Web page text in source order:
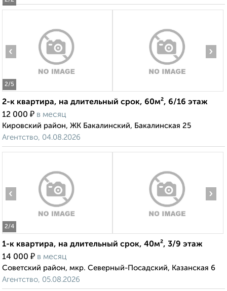
2/5
‹ ›
2-к квартира, на длительный срок, 60м², 6/16 этаж
12 000 ₽ в месяц
Кировский район, ЖК Бакалинский, Бакалинская 25
Агентство, 04.08.2026
2/4
‹ ›
1-к квартира, на длительный срок, 40м², 3/9 этаж
14 000 ₽ в месяц
Советский район, мкр. Северный-Посадский, Казанская 6
Агентство, 05.08.2026